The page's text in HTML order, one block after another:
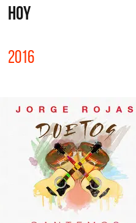
HOY
2016